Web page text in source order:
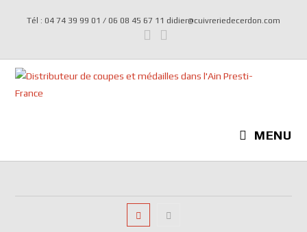
Tél : 04 74 39 99 01 / 06 08 45 67 11 didier@cuivreriedecerdon.com
MENU